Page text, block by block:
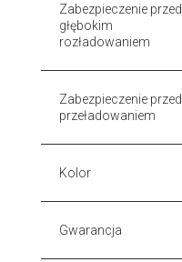
Zabezpieczenie przed
głębokim
rozładowaniem
Zabezpieczenie przed
przeładowaniem
Kolor
Gwarancja